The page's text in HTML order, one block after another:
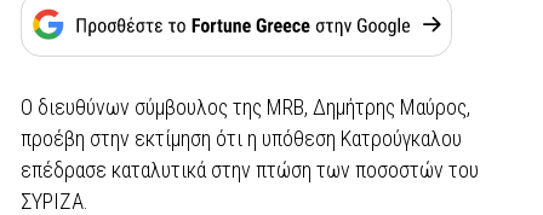
O διευθύνων σύμβουλος της MRB, Δημήτρης Μαύρος,
προέβη στην εκτίμηση ότι η υπόθεση Κατρούγκαλου
επέδρασε καταλυτικά στην πτώση των ποσοστών του
ΣΥΡΙΖΑ.